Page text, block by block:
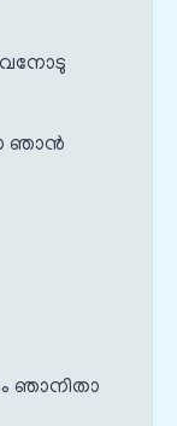
ഞാൻ
ഞാനിതാ